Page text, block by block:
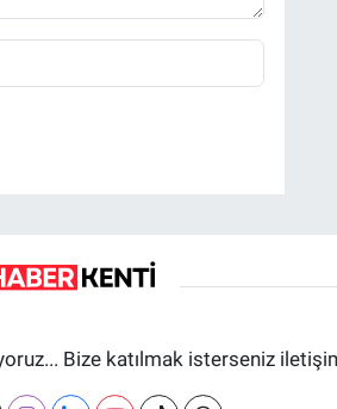
Bize katılmak isterseniz